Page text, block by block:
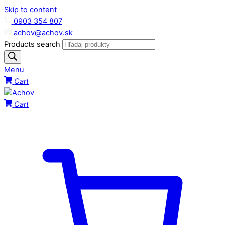
Skip to content
0903 354 807
achov@achov.sk
Products search
Menu
Cart
Cart